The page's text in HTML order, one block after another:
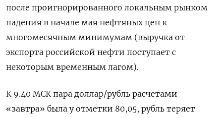
после проигнорированного локальным рынком
падения в начале мая нефтяных цен к
многомесячным минимумам (выручка от
экспорта российской нефти поступает с
некоторым временным лагом).
К 9.40 МСК пара доллар/рубль расчетами
«завтра» была у отметки 80,05, рубль теряет